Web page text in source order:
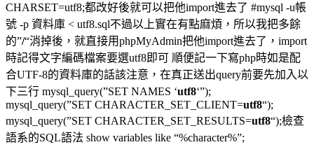
CHARSET=utf8;都改好後就可以把他import進去了 #mysql -u帳
號 -p 資料庫 < utf8.sql不過以上實在有點麻煩，所以我把多餘
的”/“消掉後，就直接用phpMyAdmin把他import進去了，import
時記得文字編碼檔案要選utf8即可 順便記一下寫php時如是配
合UTF-8的資料庫的話該注意，在真正送出query前要先加入以
下三行 mysql_query(”SET NAMES ‘utf8‘”);
mysql_query(”SET CHARACTER_SET_CLIENT=utf8“);
mysql_query(”SET CHARACTER_SET_RESULTS=utf8“);檢查
語系的SQL語法 show variables like “%character%”;